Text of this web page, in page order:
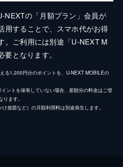
NEXTの「月額プラン」会員が
用することで、スマホ代がお得
。ご利用には別途「U-NEXT M
となります。
る1,200円分のポイントを、U-NEXT MOBILEの
ントを保有していない場合、差額分の料金はご登
ます。
放題など）の月額利用料は別途発生します。